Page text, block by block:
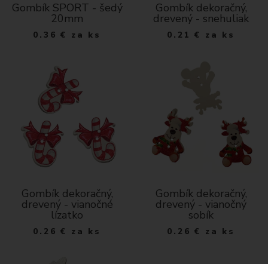
Gombík SPORT - šedý
20mm
0.36 € za ks
Gombík dekoračný,
drevený - snehuliak
0.21 € za ks
Gombík dekoračný,
drevený - vianočné
lízatko
0.26 € za ks
Gombík dekoračný,
drevený - vianočný
sobík
0.26 € za ks